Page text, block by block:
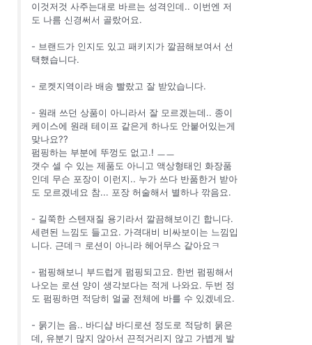
이것저것 사주는대로 바르는 성격인데.. 이번엔 저
도 나름 신경써서 골랐어요.
- 브랜드가 인지도 있고 패키지가 깔끔해보여서 선
택했습니다.
- 로켓지역이라 배송 빨랐고 잘 받았습니다.
- 원래 쓰던 상품이 아니라서 잘 모르겠는데.. 종이
케이스에 원래 테이프 같은게 하나도 안붙어있는게
맞나요??
펌핑하는 부분에 뚜껑도 없고.! ㅡㅡ
갯수 셀 수 있는 제품도 아니고 액상형태인 화장품
인데 무슨 포장이 이런지.. 누가 쓰다 반품한거 받아
도 모르겠네요 참... 포장 허술해서 별하나 깎음요.
- 길쭉한 스텐재질 용기라서 깔끔해보이긴 합니다.
세련된 느낌도 들고요. 가격대비 비싸보이는 느낌입
니다. 근데ㅋ 로션이 아니라 헤어무스 같아요ㅋ
- 펌핑해보니 부드럽게 펌핑되고요. 한번 펌핑해서
나오는 로션 양이 생각보다는 적게 나와요. 두번 정
도 펌핑하면 적당히 얼굴 전체에 바를 수 있겠네요.
- 묽기는 음.. 바디샵 바디로션 정도로 적당히 묽은
데, 유분기 많지 않아서 끈적거리지 않고 가볍게 발